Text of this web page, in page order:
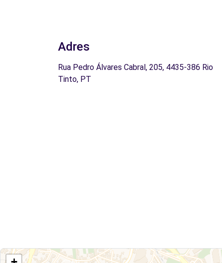
Adres
Rua Pedro Álvares Cabral, 205, 4435-386 Rio
Tinto, PT